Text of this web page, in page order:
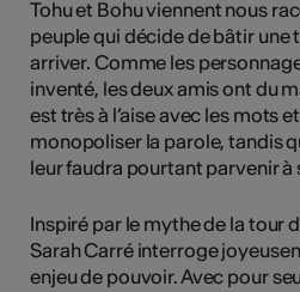
Tohu et Bohu viennent nous
peuple qui décide de bâtir une
arriver. Comme les
inventé, les deux amis ont du
est très à l’aise avec les mots
monopoliser la parole, tandis
leur faudra pourtant parvenir à
Inspiré par le mythe de la tour
Sarah Carré interroge
enjeu de pouvoir. Avec pour